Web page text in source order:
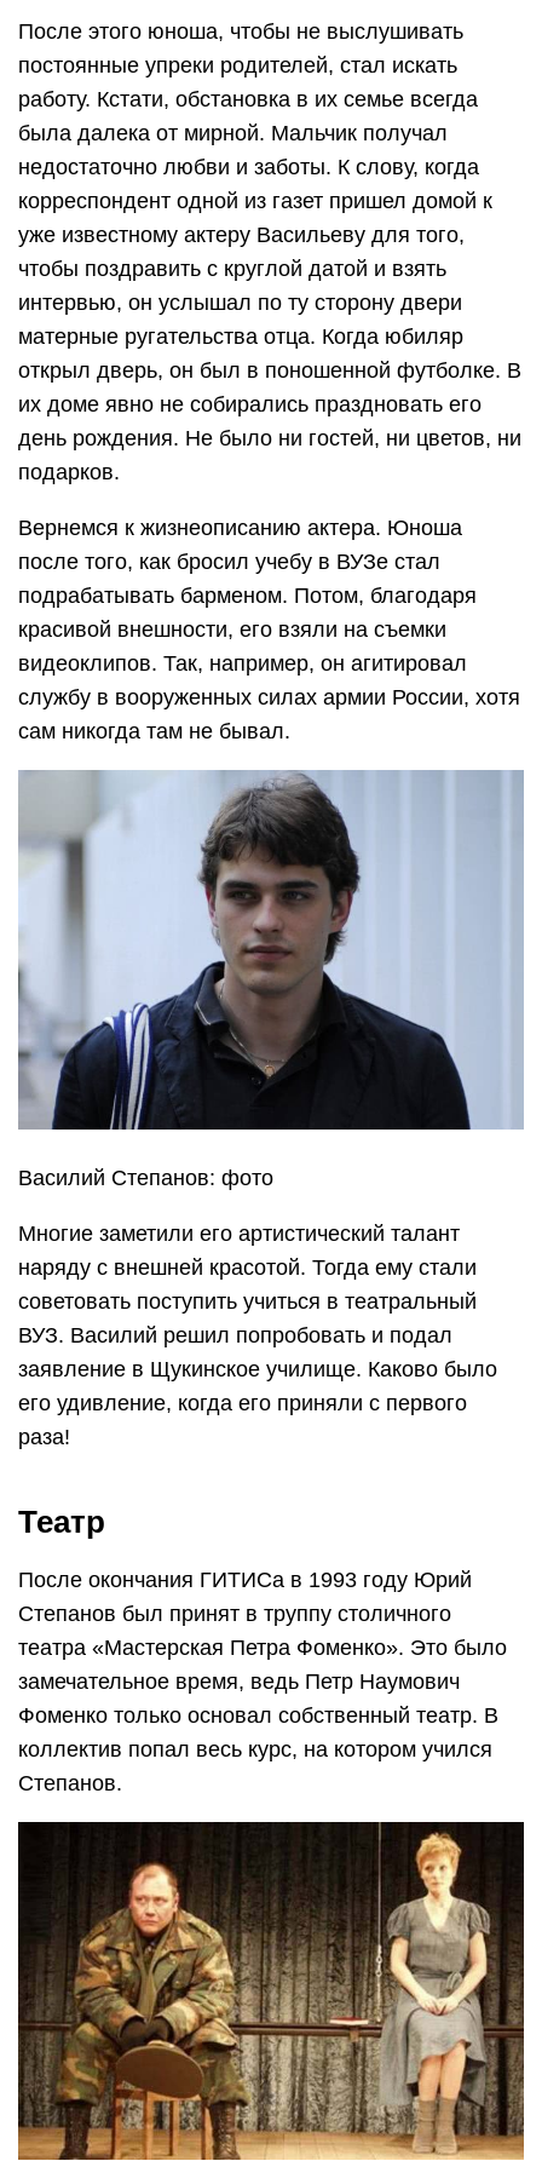
После этого юноша, чтобы не выслушивать
постоянные упреки родителей, стал искать
работу. Кстати, обстановка в их семье всегда
была далека от мирной. Мальчик получал
недостаточно любви и заботы. К слову, когда
корреспондент одной из газет пришел домой к
уже известному актеру Васильеву для того,
чтобы поздравить с круглой датой и взять
интервью, он услышал по ту сторону двери
матерные ругательства отца. Когда юбиляр
открыл дверь, он был в поношенной футболке. В
их доме явно не собирались праздновать его
день рождения. Не было ни гостей, ни цветов, ни
подарков.
Вернемся к жизнеописанию актера. Юноша
после того, как бросил учебу в ВУЗе стал
подрабатывать барменом. Потом, благодаря
красивой внешности, его взяли на съемки
видеоклипов. Так, например, он агитировал
службу в вооруженных силах армии России, хотя
сам никогда там не бывал.
Василий Степанов: фото
Многие заметили его артистический талант
наряду с внешней красотой. Тогда ему стали
советовать поступить учиться в театральный
ВУЗ. Василий решил попробовать и подал
заявление в Щукинское училище. Каково было
его удивление, когда его приняли с первого
раза!
Театр
После окончания ГИТИСа в 1993 году Юрий
Степанов был принят в труппу столичного
театра «Мастерская Петра Фоменко». Это было
замечательное время, ведь Петр Наумович
Фоменко только основал собственный театр. В
коллектив попал весь курс, на котором учился
Степанов.